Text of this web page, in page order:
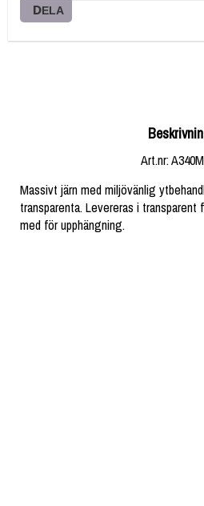
DELA
Art.nr:
Massivt järn med miljövänlig
transparenta. Levereras i transparent
med för upphängning.